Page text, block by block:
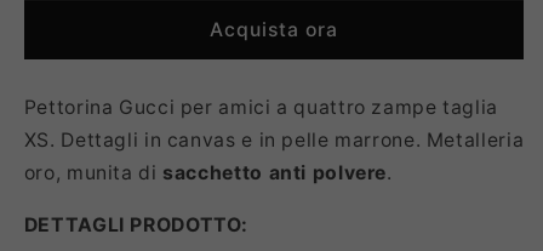
Acquista ora
Pettorina Gucci per amici a quattro zampe taglia
XS. Dettagli in canvas e in pelle marrone. Metalleria
oro, munita di sacchetto anti polvere.
DETTAGLI PRODOTTO: